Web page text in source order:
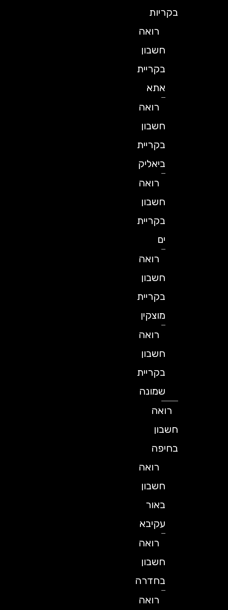
בקריות
רואה
חשבון
בקריית
אתא
רואה
חשבון
בקריית
ביאליק
רואה
חשבון
בקריית
רואה
חשבון
בקריית
מוצקין
רואה
חשבון
בקריית
שמונה
רואה
חשבון
בחיפה
רואה
חשבון
באור
עקיבא
רואה
חשבון
בחדרה
רואה